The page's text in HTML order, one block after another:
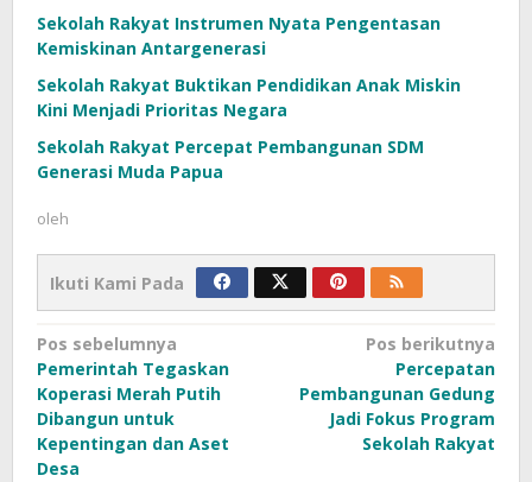
Sekolah Rakyat Instrumen Nyata Pengentasan
Kemiskinan Antargenerasi
Sekolah Rakyat Buktikan Pendidikan Anak Miskin
Kini Menjadi Prioritas Negara
Sekolah Rakyat Percepat Pembangunan SDM
Generasi Muda Papua
oleh
Ikuti Kami Pada
Navigasi
pos
Pos sebelumnya
Pemerintah Tegaskan
Koperasi Merah Putih
Dibangun untuk
Kepentingan dan Aset
Desa
Pos berikutnya
Percepatan
Pembangunan Gedung
Jadi Fokus Program
Sekolah Rakyat